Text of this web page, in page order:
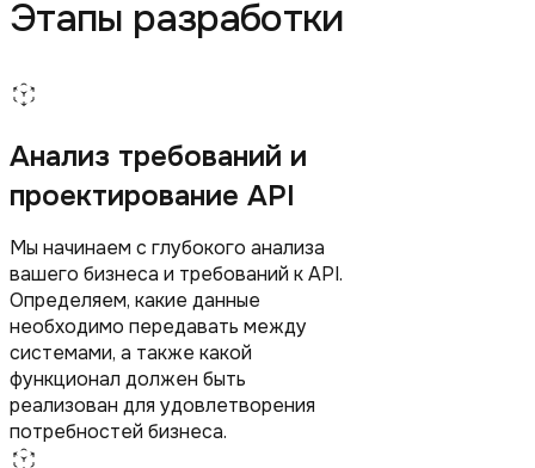
Этапы разработки
Анализ требований и
проектирование API
Мы начинаем с глубокого анализа
вашего бизнеса и требований к API.
Определяем, какие данные
необходимо передавать между
системами, а также какой
функционал должен быть
реализован для удовлетворения
потребностей бизнеса.